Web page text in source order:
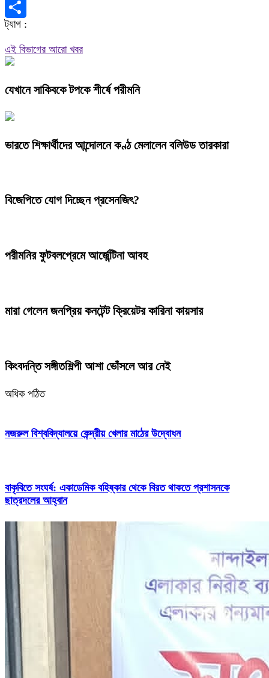
X
Share
ট্যাগ :
এই বিভাগের আরো খবর
যেখানে সাকিবকে টপকে শীর্ষে পরীমনি
ভারতে শিক্ষার্থীদের আন্দোলনে কণ্ঠ মেলালেন বলিউড তারকারা
বিজেপিতে যোগ দিচ্ছেন প্রসেনজিৎ?
পরীমনির ফুটবলপ্রেমে আর্জেন্টিনা আবহ
মারা গেলেন জনপ্রিয় কনটেন্ট ক্রিয়েটর কারিনা কায়সার
কিংবদন্তি সঙ্গীতশিল্পী আশা ভোঁসলে আর নেই
অধিক পঠিত
নজরুল বিশ্ববিদ্যালয়ে কেন্দ্রীয় খেলার মাঠের উদ্বোধন
বাকৃবিতে সংঘর্ষ: একাডেমিক বহিষ্কার থেকে বিরত থাকতে প্রশাসনকে
ছাত্রদলের আহ্বান